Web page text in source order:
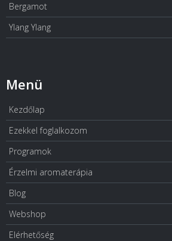
Bergamot
Ylang Ylang
Menü
Kezdőlap
Ezekkel foglalkozom
Programok
Érzelmi aromaterápia
Blog
Webshop
Elérhetőség